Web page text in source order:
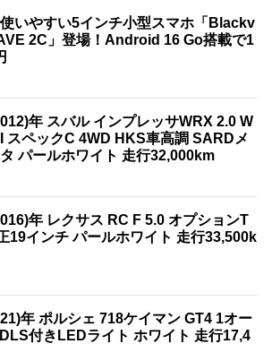
いやすい5インチ小型スマホ「Blackv
2C」登場！Android 16 Go搭載で1
年 スバル インプレッサWRX 2.0 W
スペックC 4WD HKS車高調 SARDメ
パールホワイト 走行32,000km
年 レクサス RC F 5.0 オプションT
19インチ パールホワイト 走行33,500k
年 ポルシェ 718ケイマン GT4 1オー
付きLEDライト ホワイト 走行17,4